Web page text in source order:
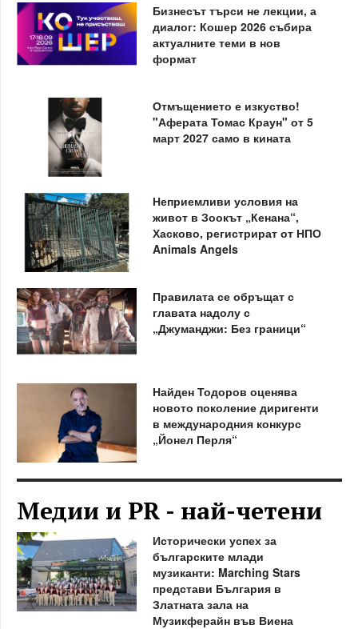
Бизнесът търси не лекции, а
диалог: Кошер 2026 събира
актуалните теми в нов
формат
Отмъщението е изкуство!
"Аферата Томас Краун" от 5
март 2027 само в кината
Неприемливи условия на
живот в Зоокът „Кенана“,
Хасково, регистрират от НПО
Animals Angels
Правилата се обръщат с
главата надолу с
„Джуманджи: Без граници“
Найден Тодоров оценява
новото поколение диригенти
в международния конкурс
„Йонел Перля“
Медии и PR - най-четени
Исторически успех за
българските млади
музиканти: Marching Stars
представи България в
Златната зала на
Музикферайн във Виена